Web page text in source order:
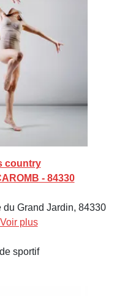
country
- 84330
Grand Jardin, 84330
Voir plus
sportif